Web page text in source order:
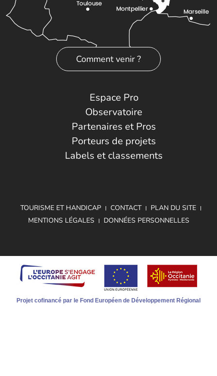
Comment venir ?
Espace Pro
Observatoire
Partenaires et Pros
Porteurs de projets
Labels et classements
TOURISME ET HANDICAP CONTACT
PLAN DU SITE
MENTIONS LÉGALES
DONNÉES PERSONNELLES
Projet cofinancé par le Fond Européen de Développement Régional